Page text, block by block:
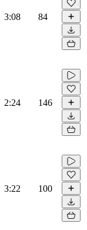
3:08 84
2:24 146
3:22 100